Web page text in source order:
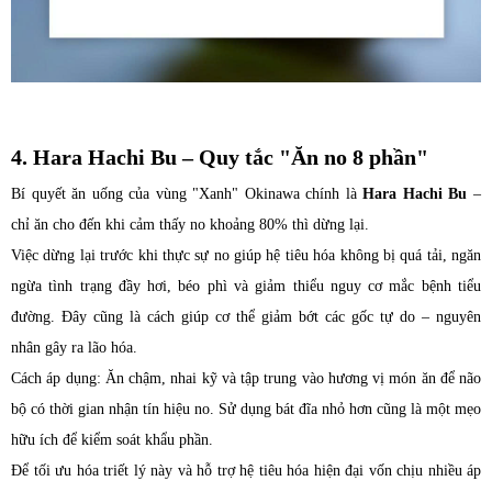
4. Hara Hachi Bu – Quy tắc "Ăn no 8 phần"
Bí quyết ăn uống của vùng "Xanh" Okinawa chính làHara Hachi Bu –
chỉ ăn cho đến khi cảm thấy no khoảng 80% thì dừng lại.
Việc dừng lại trước khi thực sự no giúp hệ tiêu hóa không bị quá tải, ngăn
ngừa tình trạng đầy hơi, béo phì và giảm thiểu nguy cơ mắc bệnh tiểu
đường. Đây cũng là cách giúp cơ thể giảm bớt các gốc tự do – nguyên
nhân gây ra lão hóa.
Cách áp dụng: Ăn chậm, nhai kỹ và tập trung vào hương vị món ăn để não
bộ có thời gian nhận tín hiệu no. Sử dụng bát đĩa nhỏ hơn cũng là một mẹo
hữu ích để kiểm soát khẩu phần.
Để tối ưu hóa triết lý này và hỗ trợ hệ tiêu hóa hiện đại vốn chịu nhiều áp